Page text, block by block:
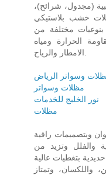
(مجدول، شرائح)،
خشب بلاستيكي
بنوعيات مختلفة من
الحرارة ومياه
الامطار والرياح.
وسواتر الرياض
مظلات وسواتر
نور الخليج للخدمات
مظلات
وبتصميمات راقية
والفلل وتزيد من
بتغطيات عالية
واللكسان، وتمتاز